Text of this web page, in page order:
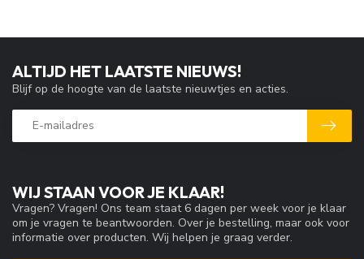
WIJ STAAN VOOR JE KLAAR!
Vragen? Vragen! Ons team staat 6 dagen per week voor je klaar
om je vragen te beantwoorden. Over je bestelling, maar ook voor
informatie over producten. Wij helpen je graag verder.
ALTIJD HET LAATSTE NIEUWS!
Blijf op de hoogte van de laatste nieuwtjes en acties.